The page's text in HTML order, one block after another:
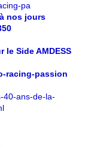
pa
nos jours
le Side AMDESS
racing-passion
40-ans-de-la-